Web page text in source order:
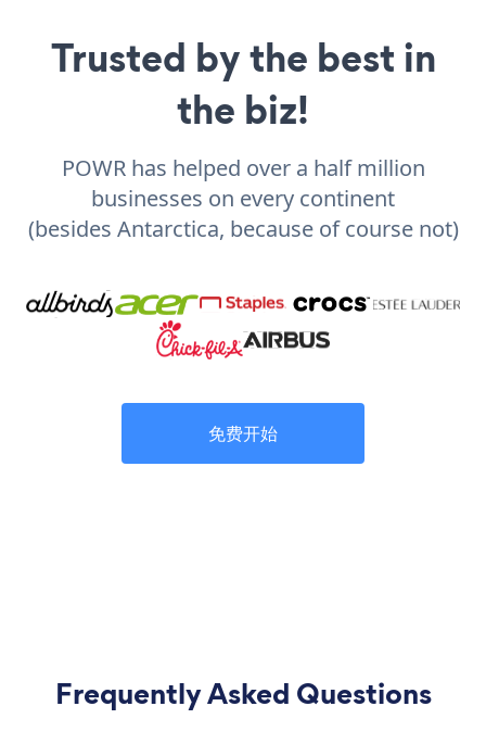
Trusted by the best in
the biz!
POWR has helped over a half million
businesses on every continent
(besides Antarctica, because of course not)
免费开始
Frequently Asked Questions